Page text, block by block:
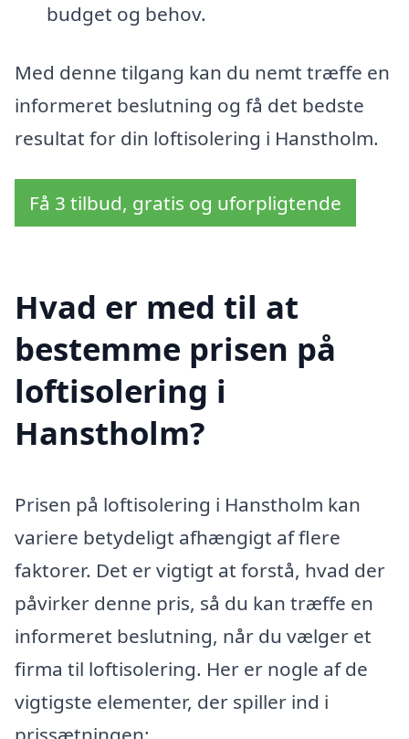
budget og behov.
Med denne tilgang kan du nemt træffe en
informeret beslutning og få det bedste
resultat for din loftisolering i Hanstholm.
Få 3 tilbud, gratis og uforpligtende
Hvad er med til at
bestemme prisen på
loftisolering i
Hanstholm?
Prisen på loftisolering i Hanstholm kan
variere betydeligt afhængigt af flere
faktorer. Det er vigtigt at forstå, hvad der
påvirker denne pris, så du kan træffe en
informeret beslutning, når du vælger et
firma til loftisolering. Her er nogle af de
vigtigste elementer, der spiller ind i